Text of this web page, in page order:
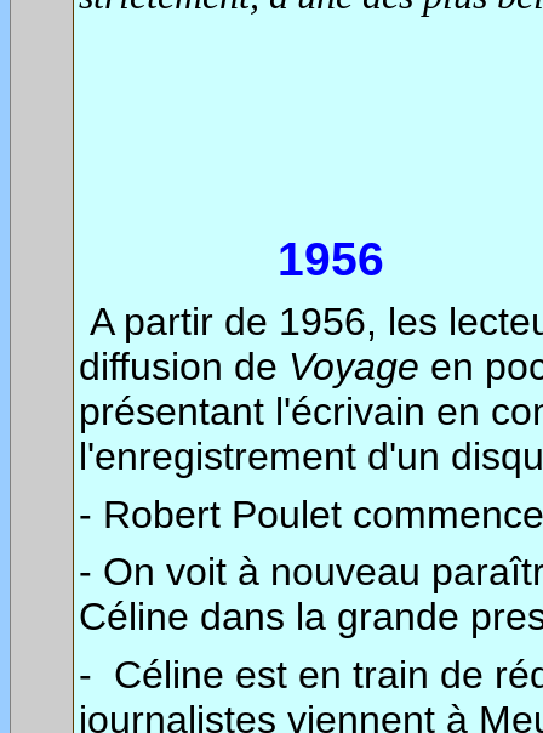
1956
A partir de 1956, les
diffusion de Voyage en
présentant l'écrivain en
l'enregistrement d'un
- Robert Poulet
- On voit à nouveau
Céline dans la grande
- Céline est en train de
journalistes viennent à